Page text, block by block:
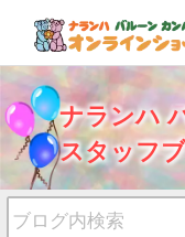
ナランハ
スタッフ